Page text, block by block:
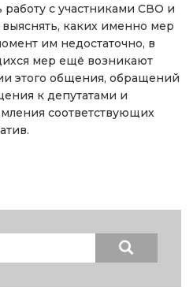
с участниками СВО и
каких именно мер
им недостаточно, в
мер ещё возникают
этого общения, обращений
к депутатами и
соответствующих